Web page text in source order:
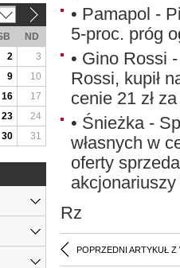
• Pamapol -
5-proc. próg
• Gino Rossi
Rossi, kupił
cenie 21 zł
• Śnieżka -
własnych w
oferty
Rz
POPRZEDNI ARTYKUŁ Z
ND
2
3
9
10
16
17
23
24
30 31